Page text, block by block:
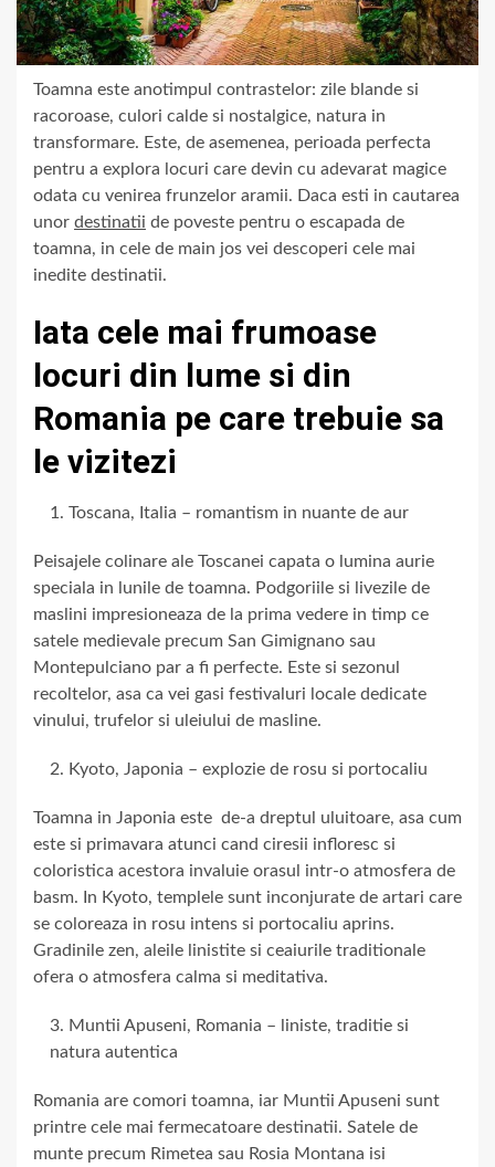
Toamna este anotimpul contrastelor: zile blande si
racoroase, culori calde si nostalgice, natura in
transformare. Este, de asemenea, perioada perfecta
pentru a explora locuri care devin cu adevarat magice
odata cu venirea frunzelor aramii. Daca esti in cautarea
unor destinatii de poveste pentru o escapada de
toamna, in cele de main jos vei descoperi cele mai
inedite destinatii.
Iata cele mai frumoase
locuri din lume si din
Romania pe care trebuie sa
le vizitezi
Toscana, Italia – romantism in nuante de aur
Peisajele colinare ale Toscanei capata o lumina aurie
speciala in lunile de toamna. Podgoriile si livezile de
maslini impresioneaza de la prima vedere in timp ce
satele medievale precum San Gimignano sau
Montepulciano par a fi perfecte. Este si sezonul
recoltelor, asa ca vei gasi festivaluri locale dedicate
vinului, trufelor si uleiului de masline.
Kyoto, Japonia – explozie de rosu si portocaliu
Toamna in Japonia este de-a dreptul uluitoare, asa cum
este si primavara atunci cand ciresii infloresc si
coloristica acestora invaluie orasul intr-o atmosfera de
basm. In Kyoto, templele sunt inconjurate de artari care
se coloreaza in rosu intens si portocaliu aprins.
Gradinile zen, aleile linistite si ceaiurile traditionale
ofera o atmosfera calma si meditativa.
Muntii Apuseni, Romania – liniste, traditie si
natura autentica
Romania are comori toamna, iar Muntii Apuseni sunt
printre cele mai fermecatoare destinatii. Satele de
munte precum Rimetea sau Rosia Montana isi